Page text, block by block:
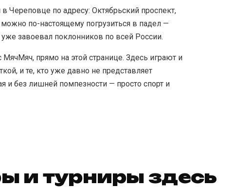
по адресу: Октябрьский проспект,
по-настоящему погрузиться в падел —
завоевал поклонников по всей России.
прямо на этой странице. Здесь играют и
и те, кто уже давно не представляет
без лишней помпезности — просто спорт и
и турниры здесь